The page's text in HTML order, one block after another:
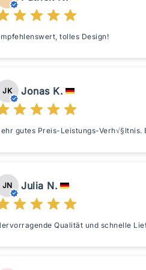
tolles Design!
JK Jonas K.
gutes Preis-Leistungs-
JN Julia N.
Qualität und schnelle